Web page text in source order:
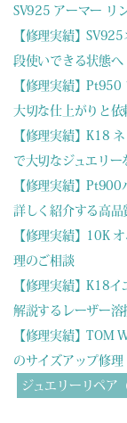
SV925 アーマー リ
【修理実績】
段使いできる状態へ
【修理実績】
大切な仕上がりと依
【修理実績】K18
で大切なジュエリー
【修理実績】
詳しく紹介する高
【修理実績】10K
理のご相談
【修理実績】K18
解説するレーザー溶
【修理実績】TOM
のサイズアップ修理
ジュエリーリペア